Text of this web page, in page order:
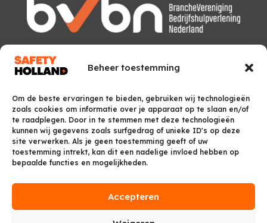
Beheer toestemming
Om de beste ervaringen te bieden, gebruiken wij technologieën
zoals cookies om informatie over je apparaat op te slaan en/of
te raadplegen. Door in te stemmen met deze technologieën
kunnen wij gegevens zoals surfgedrag of unieke ID's op deze
site verwerken. Als je geen toestemming geeft of uw
toestemming intrekt, kan dit een nadelige invloed hebben op
bepaalde functies en mogelijkheden.
Accepteren